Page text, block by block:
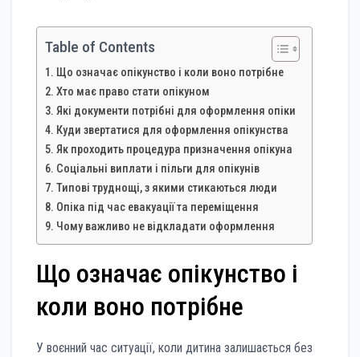
Table of Contents
Що означає опікунство і коли воно потрібне
Хто має право стати опікуном
Які документи потрібні для оформлення опіки
Куди звертатися для оформлення опікунства
Як проходить процедура призначення опікуна
Соціальні виплати і пільги для опікунів
Типові труднощі, з якими стикаються люди
Опіка під час евакуації та переміщення
Чому важливо не відкладати оформлення
Що означає опікунство і
коли воно потрібне
У воєнний час ситуації, коли дитина залишається без